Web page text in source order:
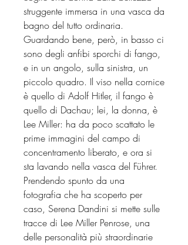
struggente immersa in una vasca da
bagno del tutto ordinaria.
Guardando bene, però, in basso ci
sono degli anfibi sporchi di fango,
e in un angolo, sulla sinistra, un
piccolo quadro. Il viso nella cornice
è quello di Adolf Hitler, il fango è
quello di Dachau; lei, la donna, è
Lee Miller: ha da poco scattato le
prime immagini del campo di
concentramento liberato, e ora si
sta lavando nella vasca del Führer.
Prendendo spunto da una
fotografia che ha scoperto per
caso, Serena Dandini si mette sulle
tracce di Lee Miller Penrose, una
delle personalità più straordinarie